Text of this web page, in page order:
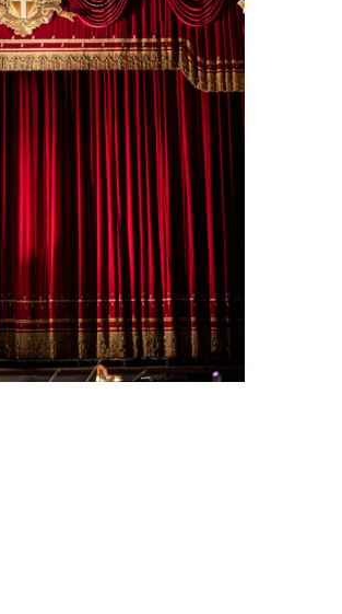
L’OPÉRA COMME ART
SÉJOUR
Iakovou